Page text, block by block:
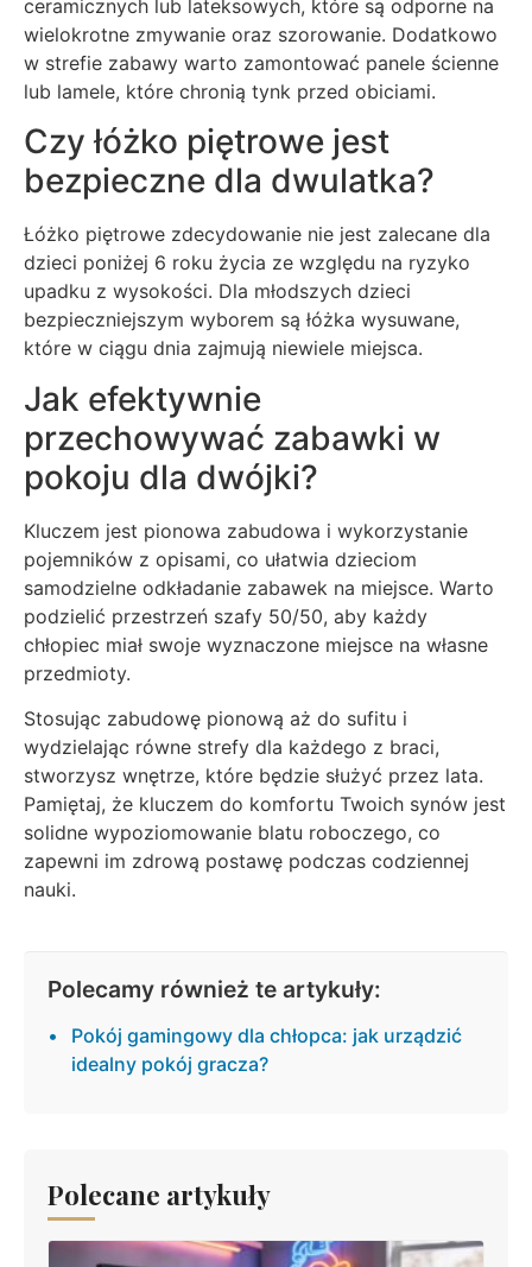
ceramicznych lub lateksowych, które są odporne na
wielokrotne zmywanie oraz szorowanie. Dodatkowo
w strefie zabawy warto zamontować panele ścienne
lub lamele, które chronią tynk przed obiciami.
Czy łóżko piętrowe jest
bezpieczne dla dwulatka?
Łóżko piętrowe zdecydowanie nie jest zalecane dla
dzieci poniżej 6 roku życia ze względu na ryzyko
upadku z wysokości. Dla młodszych dzieci
bezpieczniejszym wyborem są łóżka wysuwane,
które w ciągu dnia zajmują niewiele miejsca.
Jak efektywnie
przechowywać zabawki w
pokoju dla dwójki?
Kluczem jest pionowa zabudowa i wykorzystanie
pojemników z opisami, co ułatwia dzieciom
samodzielne odkładanie zabawek na miejsce. Warto
podzielić przestrzeń szafy 50/50, aby każdy
chłopiec miał swoje wyznaczone miejsce na własne
przedmioty.
Stosując zabudowę pionową aż do sufitu i
wydzielając równe strefy dla każdego z braci,
stworzysz wnętrze, które będzie służyć przez lata.
Pamiętaj, że kluczem do komfortu Twoich synów jest
solidne wypoziomowanie blatu roboczego, co
zapewni im zdrową postawę podczas codziennej
nauki.
Polecamy również te artykuły:
Pokój gamingowy dla chłopca: jak urządzić
idealny pokój gracza?
Polecane artykuły